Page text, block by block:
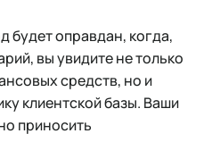
будет оправдан, когда,
вы увидите не только
средств, но и
клиентской базы. Ваши
приносить